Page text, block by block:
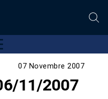
07 Novembre 2007
11/2007